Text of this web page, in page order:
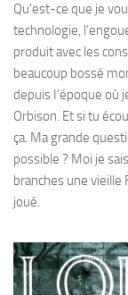
Qu’est-ce que je
technologie,
produit avec les
beaucoup bossé
depuis I’époque où
Orbison. Et si tu
ça. Ma grande
possible ? Moi je
branches une vieille
joué.